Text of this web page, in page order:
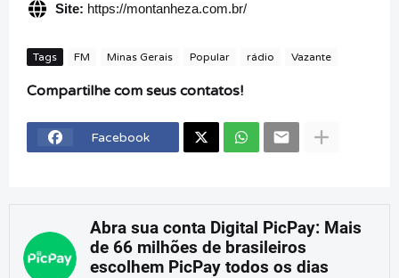
Site: https://montanheza.com.br/
Tags FM Minas Gerais Popular rádio Vazante
Compartilhe com seus contatos!
Facebook
Abra sua conta Digital PicPay: Mais
de 66 milhões de brasileiros
escolhem PicPay todos os dias